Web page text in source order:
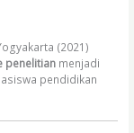
(2021)
penelitian menjadi
pendidikan